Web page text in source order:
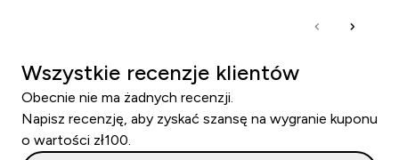
Wszystkie recenzje klientów
Obecnie nie ma żadnych recenzji.
Napisz recenzję, aby zyskać szansę na wygranie kuponu
o wartości zł100.